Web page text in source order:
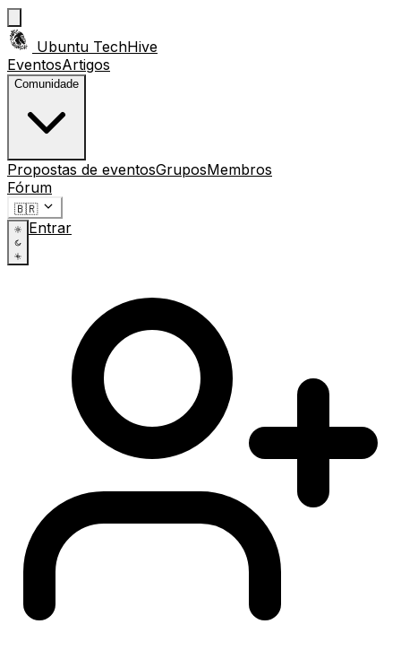
Ubuntu TechHive
EventosArtigos
Comunidade
Propostas de eventosGruposMembros
Fórum
🇧🇷
Entrar